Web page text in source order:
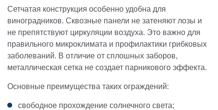
Сетчатая конструкция особенно удобна для
виноградников. Сквозные панели не затеняют лозы и
не препятствуют циркуляции воздуха. Это важно для
правильного микроклимата и профилактики грибковых
заболеваний. В отличие от сплошных заборов,
металлическая сетка не создает парникового эффекта.
Основные преимущества таких ограждений:
свободное прохождение солнечного света;